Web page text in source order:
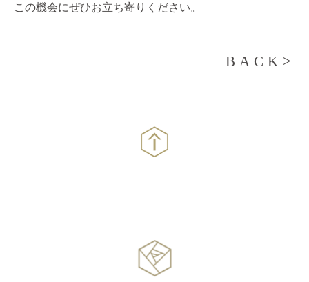
この機会にぜひお立ち寄りください。
BACK>